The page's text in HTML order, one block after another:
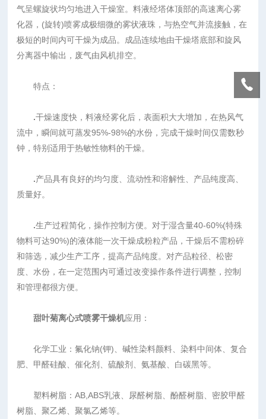
气呈螺旋状均匀地进入干燥室。料液经塔体顶部的高速离心雾
化器，(旋转)喷雾成极细微的雾状液珠，与热空气并流接触，在
极短的时间内可干燥为成品。成品连续地由干燥塔底部和旋风
分离器中输出，废气由风机排空。
特点：
.干燥速度快，料液经雾化后，表面积大大增加，在热风气
流中，瞬间就可蒸发95%-98%的水份，完成干燥时间仅需数秒
钟，特别适用于热敏性物料的干燥。
.产品具有良好的均匀度、流动性和溶解性、产品纯度高、
质量好。
.生产过程简化，操作控制方便。对于湿含量40-60%(特殊
物料可达90%)的液体能一次干燥成粉粒产品，干燥后不需粉碎
和筛选，减少生产工序，提高产品纯度。对产品粒径、松密
度、水份，在一定范围内可通过改变操作条件进行调整，控制
和管理都很方便。
甜叶菊离心式喷雾干燥机应用：
化学工业：氟化钠(钾)、碱性染料颜料、染料中间体、复合
肥、甲醛硅酸、催化剂、硫酸剂、氨基酸、白碳黑等。
塑料树脂：AB,ABS乳液、尿醛树脂、酚醛树脂、密胶甲醛
树脂、聚乙烯、聚氯乙烯等。